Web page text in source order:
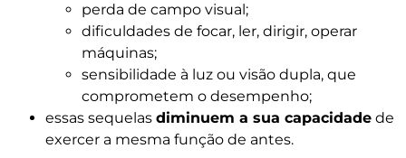
perda de campo visual;
dificuldades de focar, ler, dirigir, operar
máquinas;
sensibilidade à luz ou visão dupla, que
comprometem o desempenho;
essas sequelas diminuem a sua capacidade de
exercer a mesma função de antes.